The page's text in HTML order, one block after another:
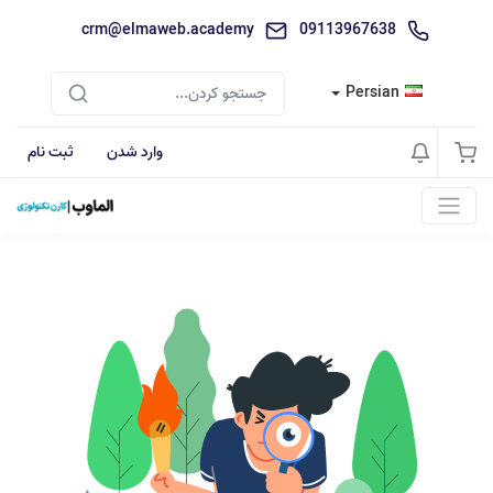
09113967638
crm@elmaweb.academy
Persian
وارد شدن ثبت نام